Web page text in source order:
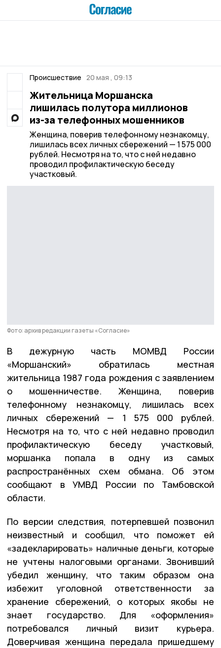
Происшествие 20 мая , 09:13
Жительница Моршанска
лишилась полутора миллионов
из-за телефонных мошенников
Женщина, поверив телефонному незнакомцу,
лишилась всех личных сбережений — 1 575 000
рублей. Несмотря на то, что с ней недавно
проводил профилактическую беседу
участковый.
Фото: архив редакции газеты «Согласие»
В дежурную часть МОМВД России
«Моршанский» обратилась местная
жительница 1987 года рождения с заявлением
о мошенничестве. Женщина, поверив
телефонному незнакомцу, лишилась всех
личных сбережений — 1 575 000 рублей.
Несмотря на то, что с ней недавно проводил
профилактическую беседу участковый,
моршанка попала в одну из самых
распространённых схем обмана. Об этом
сообщают в УМВД России по Тамбовской
области.
По версии следствия, потерпевшей позвонил
неизвестный и сообщил, что поможет ей
«задекларировать» наличные деньги, которые
не учтены налоговыми органами. Звонивший
убедил женщину, что таким образом она
избежит уголовной ответственности за
хранение сбережений, о которых якобы не
знает государство. Для «оформления»
потребовался личный визит курьера.
Доверчивая женщина передала пришедшему